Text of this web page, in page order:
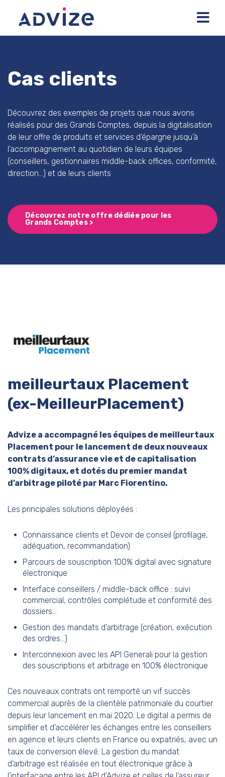
Cas clients
Découvrez des exemples de projets que nous avons
réalisés pour des Grands Comptes, depuis la digitalisation
de leur offre de produits et services d’épargne jusqu’à
l’accompagnement au quotidien de leurs équipes
(conseillers, gestionnaires middle-back offices, conformité,
direction…) et de leurs clients
Découvrez notre offre dédiée pour les
Grands Comptes >
meilleurtaux Placement
(ex-MeilleurPlacement)
Advize a accompagné les équipes de meilleurtaux
Placement pour le lancement de deux nouveaux
contrats d’assurance vie et de capitalisation
100% digitaux, et dotés du premier mandat
d’arbitrage piloté par Marc Fiorentino.
Les principales solutions déployées :
Connaissance clients et Devoir de conseil (profilage,
adéquation, recommandation)
Parcours de souscription 100% digital avec signature
électronique
Interface conseillers / middle-back office : suivi
commercial, contrôles complétude et conformité des
dossiers…
Gestion des mandats d’arbitrage (création, exécution
des ordres…)
Interconnexion avec les API Generali pour la gestion
des souscriptions et arbitrage en 100% électronique
Ces nouveaux contrats ont remporté un vif succès
commercial auprès de la clientèle patrimoniale du courtier
depuis leur lancement en mai 2020. Le digital a permis de
simplifier et d’accélérer les échanges entre les conseillers
en agence et leurs clients en France ou expatriés, avec un
taux de conversion élevé. La gestion du mandat
d’arbitrage est réalisée en tout électronique grâce à